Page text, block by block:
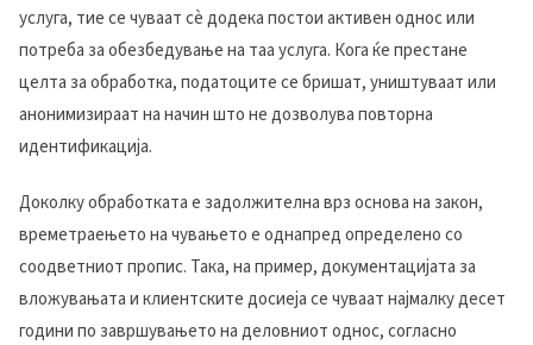
услуга, тие се чуваат сè додека постои активен однос или
потреба за обезбедување на таа услуга. Кога ќе престане
целта за обработка, податоците се бришат, уништуваат или
анонимизираат на начин што не дозволува повторна
идентификација.
Доколку обработката е задолжителна врз основа на закон,
времетраењето на чувањето е однапред определено со
соодветниот пропис. Така, на пример, документацијата за
вложувањата и клиентските досиеја се чуваат најмалку десет
години по завршувањето на деловниот однос, согласно